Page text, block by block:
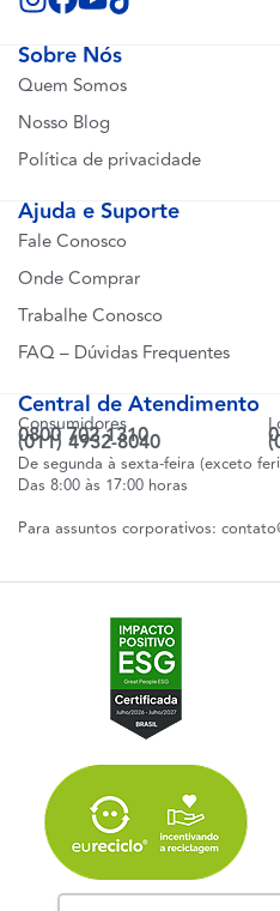
Sobre Nós
Quem Somos
Nosso Blog
Política de privacidade
Ajuda e Suporte
Fale Conosco
Onde Comprar
Trabalhe Conosco
FAQ – Dúvidas Frequentes
Central de Atendimento
Consumidores
0800 702 1310
(011) 4932-8040
De segunda à sexta-feira (exceto
Das 8:00 às 17:00 horas
Para assuntos corporativos: